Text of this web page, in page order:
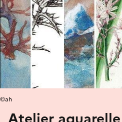
©ah